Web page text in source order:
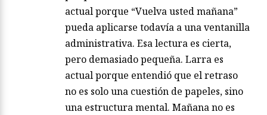
actual porque “Vuelva usted mañana”
pueda aplicarse todavía a una ventanilla
administrativa. Esa lectura es cierta,
pero demasiado pequeña. Larra es
actual porque entendió que el retraso
no es solo una cuestión de papeles, sino
una estructura mental. Mañana no es